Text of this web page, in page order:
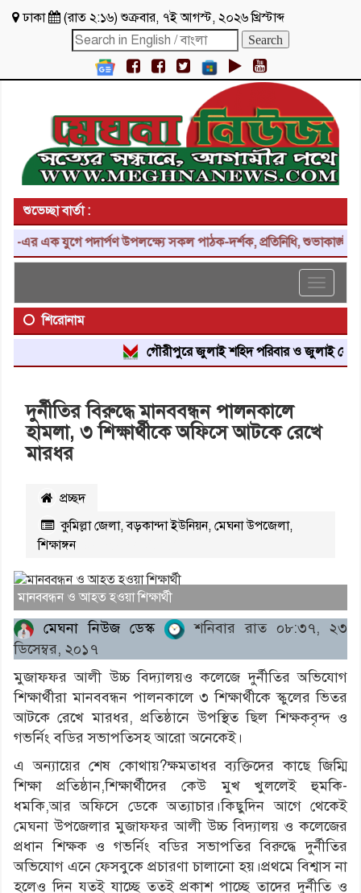
ঢাকা (রাত ২:১৬)শুক্রবার, ৭ই আগস্ট, ২০২৬ খ্রিস্টাব্দ
শুভেচ্ছা বার্তা :
এক যুগে পদার্পণ উপলক্ষ্যে সকল পাঠক-দর্শক, প্রতিনিধি, শুভাকাঙ্ক্ষী,
Toggle
শিরোনাম
গৌরীপুরে জুলাই শহিদ পরিবার ও জুলাই
দুর্নীতির বিরুদ্ধে মানববন্ধন পালনকালে
হামলা, ৩ শিক্ষার্থীকে অফিসে আটকে রেখে
মারধর
প্রচ্ছদ
কুমিল্লা জেলা,বড়কান্দা ইউনিয়ন, মেঘনা উপজেলা,
শিক্ষাঙ্গন
মানববন্ধন ও আহত হওয়া শিক্ষার্থী
মেঘনা নিউজ ডেস্ক
শনিবার রাত ০৮:৩৭, ২৩
ডিসেম্বর, ২০১৭
মুজাফফর আলী উচ্চ বিদ্যালয়ও কলেজে দুর্নীতির অভিযোগ
শিক্ষার্থীরা মানববন্ধন পালনকালে ৩ শিক্ষার্থীকে স্কুলের ভিতর
আটকে রেখে মারধর, প্রতিষ্ঠানে উপস্থিত ছিল শিক্ষকবৃন্দ ও
গভর্নিং বডির সভাপতিসহ আরো অনেকেই।
এ অন্যায়ের শেষ কোথায়?ক্ষমতাধর ব্যক্তিদের কাছে জিম্মি
শিক্ষা প্রতিষ্ঠান,শিক্ষার্থীদের কেউ মুখ খুললেই হুমকি-
ধমকি,আর অফিসে ডেকে অত্যাচার।কিছুদিন আগে থেকেই
মেঘনা উপজেলার মুজাফফর আলী উচ্চ বিদ্যালয় ও কলেজের
প্রধান শিক্ষক ও গভর্নিং বডির সভাপতির বিরুদ্ধে দুর্নীতির
অভিযোগ এনে ফেসবুকে প্রচারণা চালানো হয়।প্রথমে বিশ্বাস না
হলেও দিন যতই যাচ্ছে ততই প্রকাশ পাচ্ছে তাদের দুর্নীতি ও